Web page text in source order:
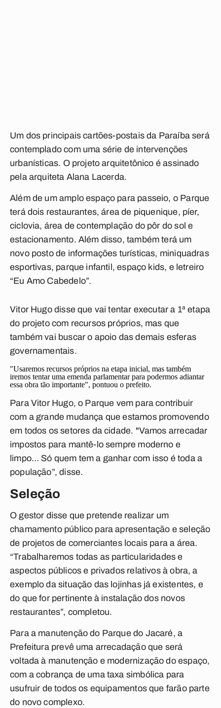
Um dos principais cartões-postais da Paraíba será
contemplado com uma série de intervenções
urbanísticas. O projeto arquitetônico é assinado
pela arquiteta Alana Lacerda.
Além de um amplo espaço para passeio, o Parque
terá dois restaurantes, área de piquenique, píer,
ciclovia, área de contemplação do pôr do sol e
estacionamento. Além disso, também terá um
novo posto de informações turísticas, miniquadras
esportivas, parque infantil, espaço kids, e letreiro
“Eu Amo Cabedelo”.
Vitor Hugo disse que vai tentar executar a 1ª etapa
do projeto com recursos próprios, mas que
também vai buscar o apoio das demais esferas
governamentais.
"Usaremos recursos próprios na etapa inicial, mas também
iremos tentar uma emenda parlamentar para podermos adiantar
essa obra tão importante", pontuou o prefeito.
Para Vitor Hugo, o Parque vem para contribuir
com a grande mudança que estamos promovendo
em todos os setores da cidade. "Vamos arrecadar
impostos para mantê-lo sempre moderno e
limpo… Só quem tem a ganhar com isso é toda a
população”, disse.
Seleção
O gestor disse que pretende realizar um
chamamento público para apresentação e seleção
de projetos de comerciantes locais para a área.
“Trabalharemos todas as particularidades e
aspectos públicos e privados relativos à obra, a
exemplo da situação das lojinhas já existentes, e
do que for pertinente à instalação dos novos
restaurantes”, completou.
Para a manutenção do Parque do Jacaré, a
Prefeitura prevê uma arrecadação que será
voltada à manutenção e modernização do espaço,
com a cobrança de uma taxa simbólica para
usufruir de todos os equipamentos que farão parte
do novo complexo.